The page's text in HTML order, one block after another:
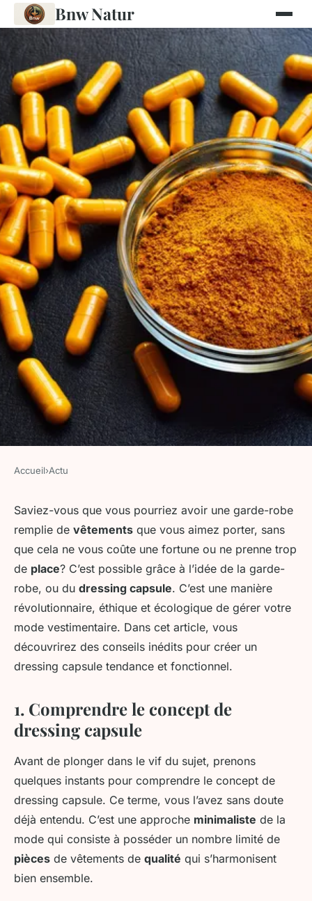
Bnw Natur
Les astuces pour créer un
dressing capsule tendance et
fonctionnel
admin •16 octobre 2023 •6 min de lecture
Accueil›Actu
Saviez-vous que vous pourriez avoir une garde-robe
remplie de vêtements que vous aimez porter, sans
que cela ne vous coûte une fortune ou ne prenne trop
de place? C’est possible grâce à l’idée de la garde-
robe, ou du dressing capsule. C’est une manière
révolutionnaire, éthique et écologique de gérer votre
mode vestimentaire. Dans cet article, vous
découvrirez des conseils inédits pour créer un
dressing capsule tendance et fonctionnel.
1. Comprendre le concept de
dressing capsule
Avant de plonger dans le vif du sujet, prenons
quelques instants pour comprendre le concept de
dressing capsule. Ce terme, vous l’avez sans doute
déjà entendu. C’est une approche minimaliste de la
mode qui consiste à posséder un nombre limité de
pièces de vêtements de qualité qui s’harmonisent
bien ensemble.